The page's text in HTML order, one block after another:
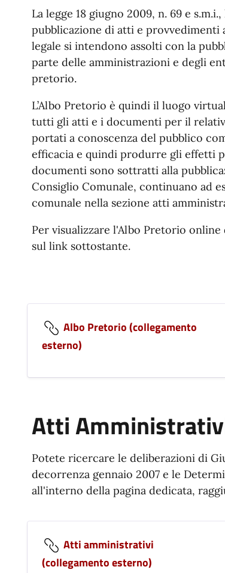
La legge 18 giugno 2009, n. 69 e
pubblicazione di atti e
legale si intendono assolti con la
parte delle amministrazioni e degli
pretorio.
L’Albo Pretorio è quindi il luogo
tutti gli atti e i documenti per il
portati a conoscenza del pubblico
efficacia e quindi produrre gli effetti
documenti sono sottratti alla
Consiglio Comunale, continuano ad
comunale nella sezione atti
Per visualizzare l'Albo Pretorio
sul link sottostante.
Albo Pretorio (collegamento
esterno)
Atti
Potete ricercare le deliberazioni di
decorrenza gennaio 2007 e le
all'interno della pagina dedicata,
Atti amministrativi
(collegamento esterno)